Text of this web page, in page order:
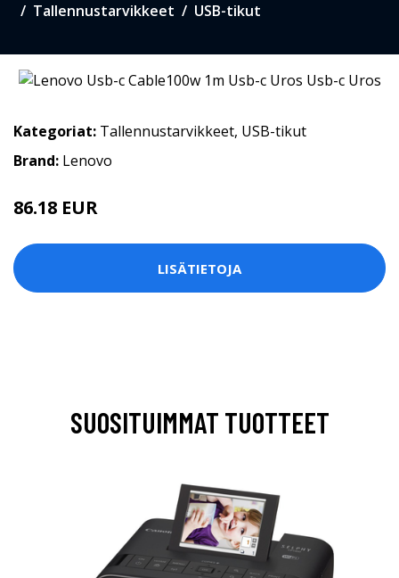
Tallennustarvikkeet USB-tikut
Kategoriat: Tallennustarvikkeet, USB-tikut
Brand: Lenovo
86.18 EUR
LISÄTIETOJA
SUOSITUIMMAT TUOTTEET